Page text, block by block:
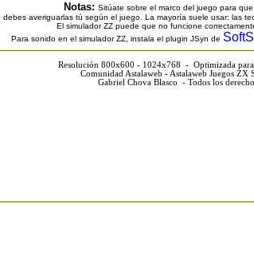
Notas: Sitúate sobre el marco del juego para
debes averiguarlas tú según el juego. La mayoría suele usar: las
El simulador ZZ puede que no funcione
Para sonido en el simulador ZZ, instala el plugin JSyn de
Resolución 800x600 - 1024x768 - Optimizada
Comunidad Astalaweb - Astalaweb Juegos ZX
Gabriel Chova Blasco - Todos los